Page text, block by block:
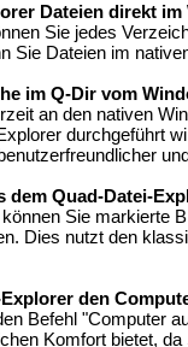
Dateien direkt
Sie jedes
Sie Dateien im
im Q-Dir vom
an den nativen
durchgeführt
dem Quad-Datei-
Sie markierte
Dies nutzt den
den
Befehl "Computer
Komfort bietet,